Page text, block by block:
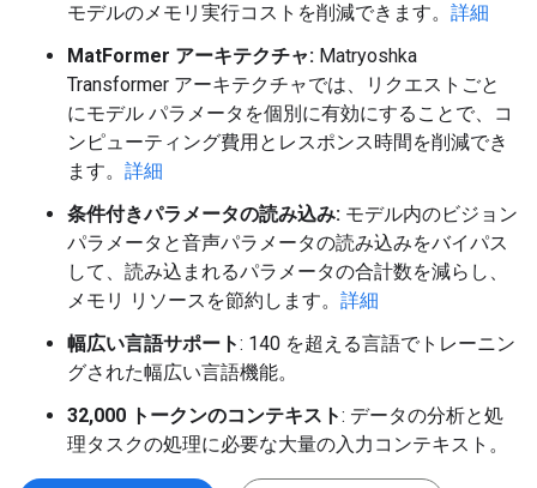
モデルのメモリ実行コストを削減できます。 詳細
MatFormer アーキテクチャ: Matryoshka
Transformer アーキテクチャでは、リクエストごと
にモデル パラメータを個別に有効にすることで、コ
ンピューティング費用とレスポンス時間を削減でき
ます。 詳細
条件付きパラメータの読み込み: モデル内のビジョン
パラメータと音声パラメータの読み込みをバイパス
して、読み込まれるパラメータの合計数を減らし、
メモリ リソースを節約します。 詳細
幅広い言語サポート: 140 を超える言語でトレーニン
グされた幅広い言語機能。
32,000 トークンのコンテキスト: データの分析と処
理タスクの処理に必要な大量の入力コンテキスト。